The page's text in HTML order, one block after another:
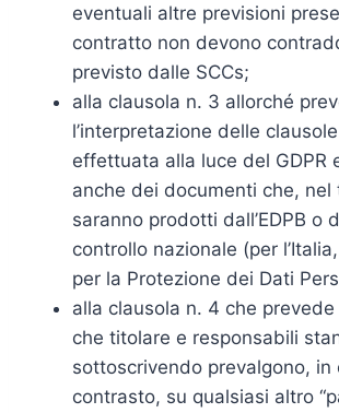
eventuali altre previsioni
contratto non devono
previsto dalle SCCs;
alla clausola n. 3 allorché
l’interpretazione delle
effettuata alla luce del GDPR
anche dei documenti che, nel
saranno prodotti dall’EDPB o
controllo nazionale (per
per la Protezione dei Dati
alla clausola n. 4 che prevede
che titolare e responsabili
sottoscrivendo prevalgono, in
contrasto, su qualsiasi altro